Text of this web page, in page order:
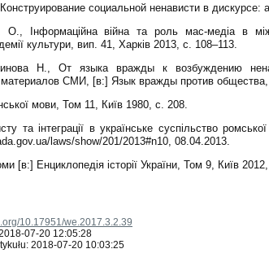
социальной ненависти в
Інформаційна війна та роль мас-медіа в
культури, вип. 41, Харків 2013, с. 108–113.
Н., От языка вражды к возбуждению
СМИ, [в:] Язык вражды против
мови, Том 11, Київ 1980, c. 208.
та інтеграції в українське суспільство
laws/show/201/2013#n10, 08.04.2013.
[в:] Енциклопедія історії України, Том 9, Київ
10.17951/we.2017.3.2.39
07-20 12:05:28
2018-07-20 10:03:25